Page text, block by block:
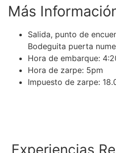
Más
Salida, punto de
Bodeguita puerta
Hora de embarque:
Hora de zarpe: 5pm
Impuesto de zarpe:
Experiencias